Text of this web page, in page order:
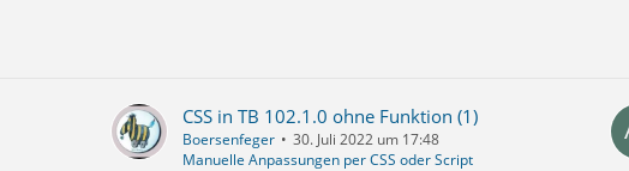
OdNqv5vDc0UKae430N13AM1CM36wgOFFH2NFGdFaH/
mwl3mhpoRHSeewly4m7Gv45n45g2mriYwXX8Ux/
CSS in TB 102.1.0 ohne Funktion (1)
Boersenfeger
30. Juli 2022 um 17:48
Manuelle Anpassungen per CSS oder Script